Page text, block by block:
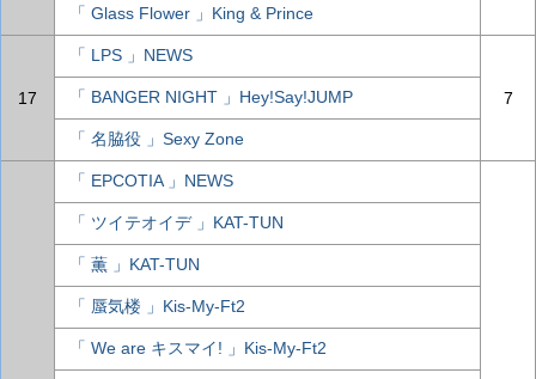
「 Glass Flower 」King & Prince
17
「 LPS 」NEWS
7
「 BANGER NIGHT 」Hey!Say!JUMP
「 名脇役 」Sexy Zone
「 EPCOTIA 」NEWS
「 ツイテオイデ 」KAT-TUN
「 薫 」KAT-TUN
「 蜃気楼 」Kis-My-Ft2
「 We are キスマイ! 」Kis-My-Ft2